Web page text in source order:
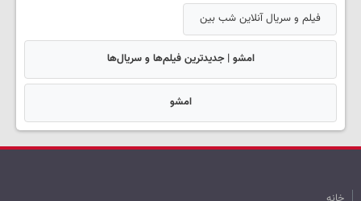
فیلم و سریال آنلاین شب بین
امشو | جدیدترین فیلم‌ها و سریال‌ها
امشو